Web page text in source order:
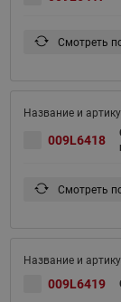
Смотреть
009L6418
Смотреть
009L6419